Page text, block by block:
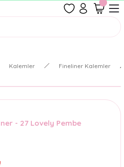
Aynı Gün Kargoda!
Kalemler Fineliner Kalemler
- 27 Lovely Pembe